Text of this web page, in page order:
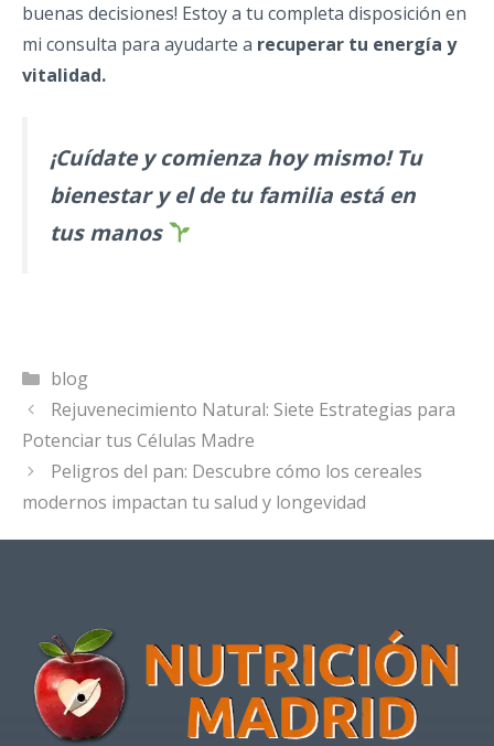
buenas decisiones! Estoy a tu completa disposición en
mi consulta para ayudarte a recuperar tu energía y
vitalidad.
¡Cuídate y comienza hoy mismo! Tu
bienestar y el de tu familia está en
tus manos
Categorías
blog
Rejuvenecimiento Natural: Siete Estrategias para
Potenciar tus Células Madre
Peligros del pan: Descubre cómo los cereales
modernos impactan tu salud y longevidad